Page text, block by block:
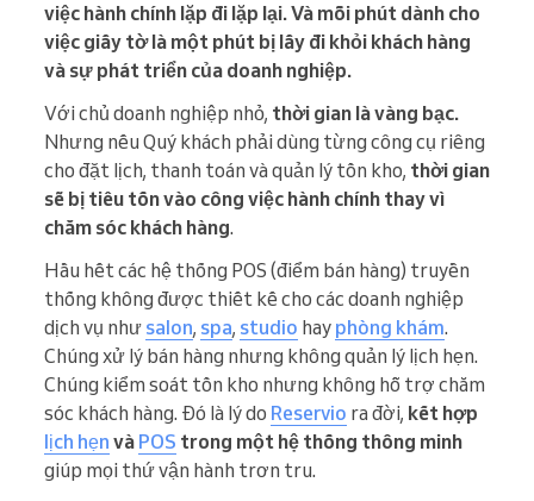
việc hành chính lặp đi lặp lại. Và mỗi phút dành cho
việc giấy tờ là một phút bị lấy đi khỏi khách hàng
và sự phát triển của doanh nghiệp.
Với chủ doanh nghiệp nhỏ, thời gian là vàng bạc.
Nhưng nếu Quý khách phải dùng từng công cụ riêng
cho đặt lịch, thanh toán và quản lý tồn kho, thời gian
sẽ bị tiêu tốn vào công việc hành chính thay vì
chăm sóc khách hàng.
Hầu hết các hệ thống POS (điểm bán hàng) truyền
thống không được thiết kế cho các doanh nghiệp
dịch vụ như salon, spa, studio hay phòng khám.
Chúng xử lý bán hàng nhưng không quản lý lịch hẹn.
Chúng kiểm soát tồn kho nhưng không hỗ trợ chăm
sóc khách hàng. Đó là lý do Reservio ra đời, kết hợp
lịch hẹn và POS trong một hệ thống thông minh
giúp mọi thứ vận hành trơn tru.